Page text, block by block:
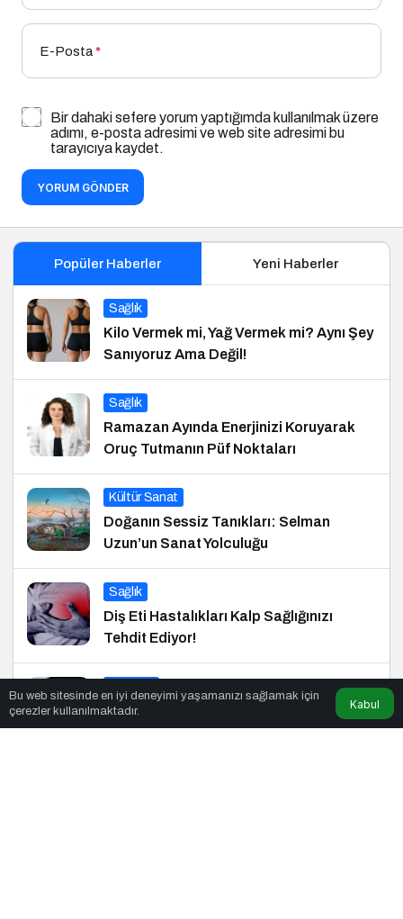
E-Posta*
Bir dahaki sefere yorum yaptığımda kullanılmak üzere
adımı, e-posta adresimi ve web site adresimi bu
tarayıcıya kaydet.
YORUM GÖNDER
Popüler Haberler Yeni Haberler
Sağlık
Kilo Vermek mi, Yağ Vermek mi? Aynı Şey
Sanıyoruz Ama Değil!
Sağlık
Ramazan Ayında Enerjinizi Koruyarak
Oruç Tutmanın Püf Noktaları
Kültür Sanat
Doğanın Sessiz Tanıkları: Selman
Uzun’un Sanat Yolculuğu
Sağlık
Diş Eti Hastalıkları Kalp Sağlığınızı
Tehdit Ediyor!
Türk Tasarımcıların Küresel Başarısı
Bu web sitesinde en iyi deneyimi yaşamanızı sağlamak için
çerezler kullanılmaktadır.
Kabul